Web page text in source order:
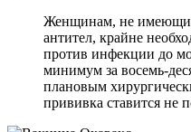
Женщинам, не
антител, крайне
против инфекции до
минимум за восемь-
плановым
прививка ставится не